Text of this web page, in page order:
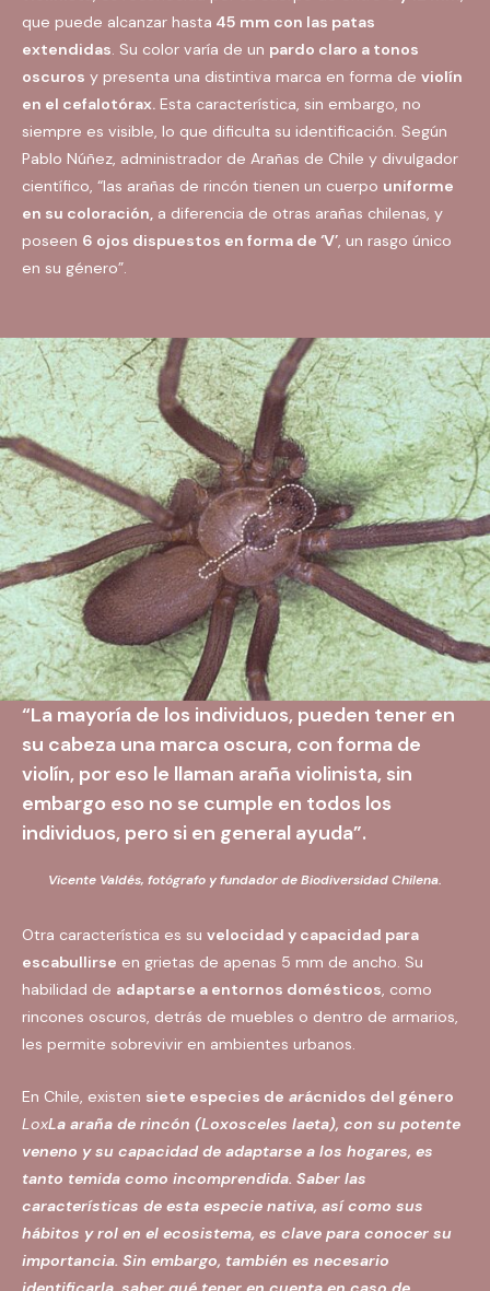
que puede alcanzar hasta 45 mm con las patas
extendidas. Su color varía de un pardo claro a tonos
oscuros y presenta una distintiva marca en forma de violín
en el cefalotórax. Esta característica, sin embargo, no
siempre es visible, lo que dificulta su identificación. Según
Pablo Núñez, administrador de Arañas de Chile y divulgador
científico, “las arañas de rincón tienen un cuerpo uniforme
en su coloración, a diferencia de otras arañas chilenas, y
poseen 6 ojos dispuestos en forma de ‘V’, un rasgo único
en su género”.
“La mayoría de los individuos, pueden tener en
su cabeza una marca oscura, con forma de
violín, por eso le llaman araña violinista, sin
embargo eso no se cumple en todos los
individuos, pero si en general ayuda”.
Vicente Valdés, fotógrafo y fundador de Biodiversidad Chilena.
Otra característica es su velocidad y capacidad para
escabullirse en grietas de apenas 5 mm de ancho. Su
habilidad de adaptarse a entornos domésticos, como
rincones oscuros, detrás de muebles o dentro de armarios,
les permite sobrevivir en ambientes urbanos.
En Chile, existen siete especies de arácnidos del género
LoxLa araña de rincón (Loxosceles laeta), con su potente
veneno y su capacidad de adaptarse a los hogares, es
tanto temida como incomprendida. Saber las
características de esta especie nativa, así como sus
hábitos y rol en el ecosistema, es clave para conocer su
importancia. Sin embargo, también es necesario